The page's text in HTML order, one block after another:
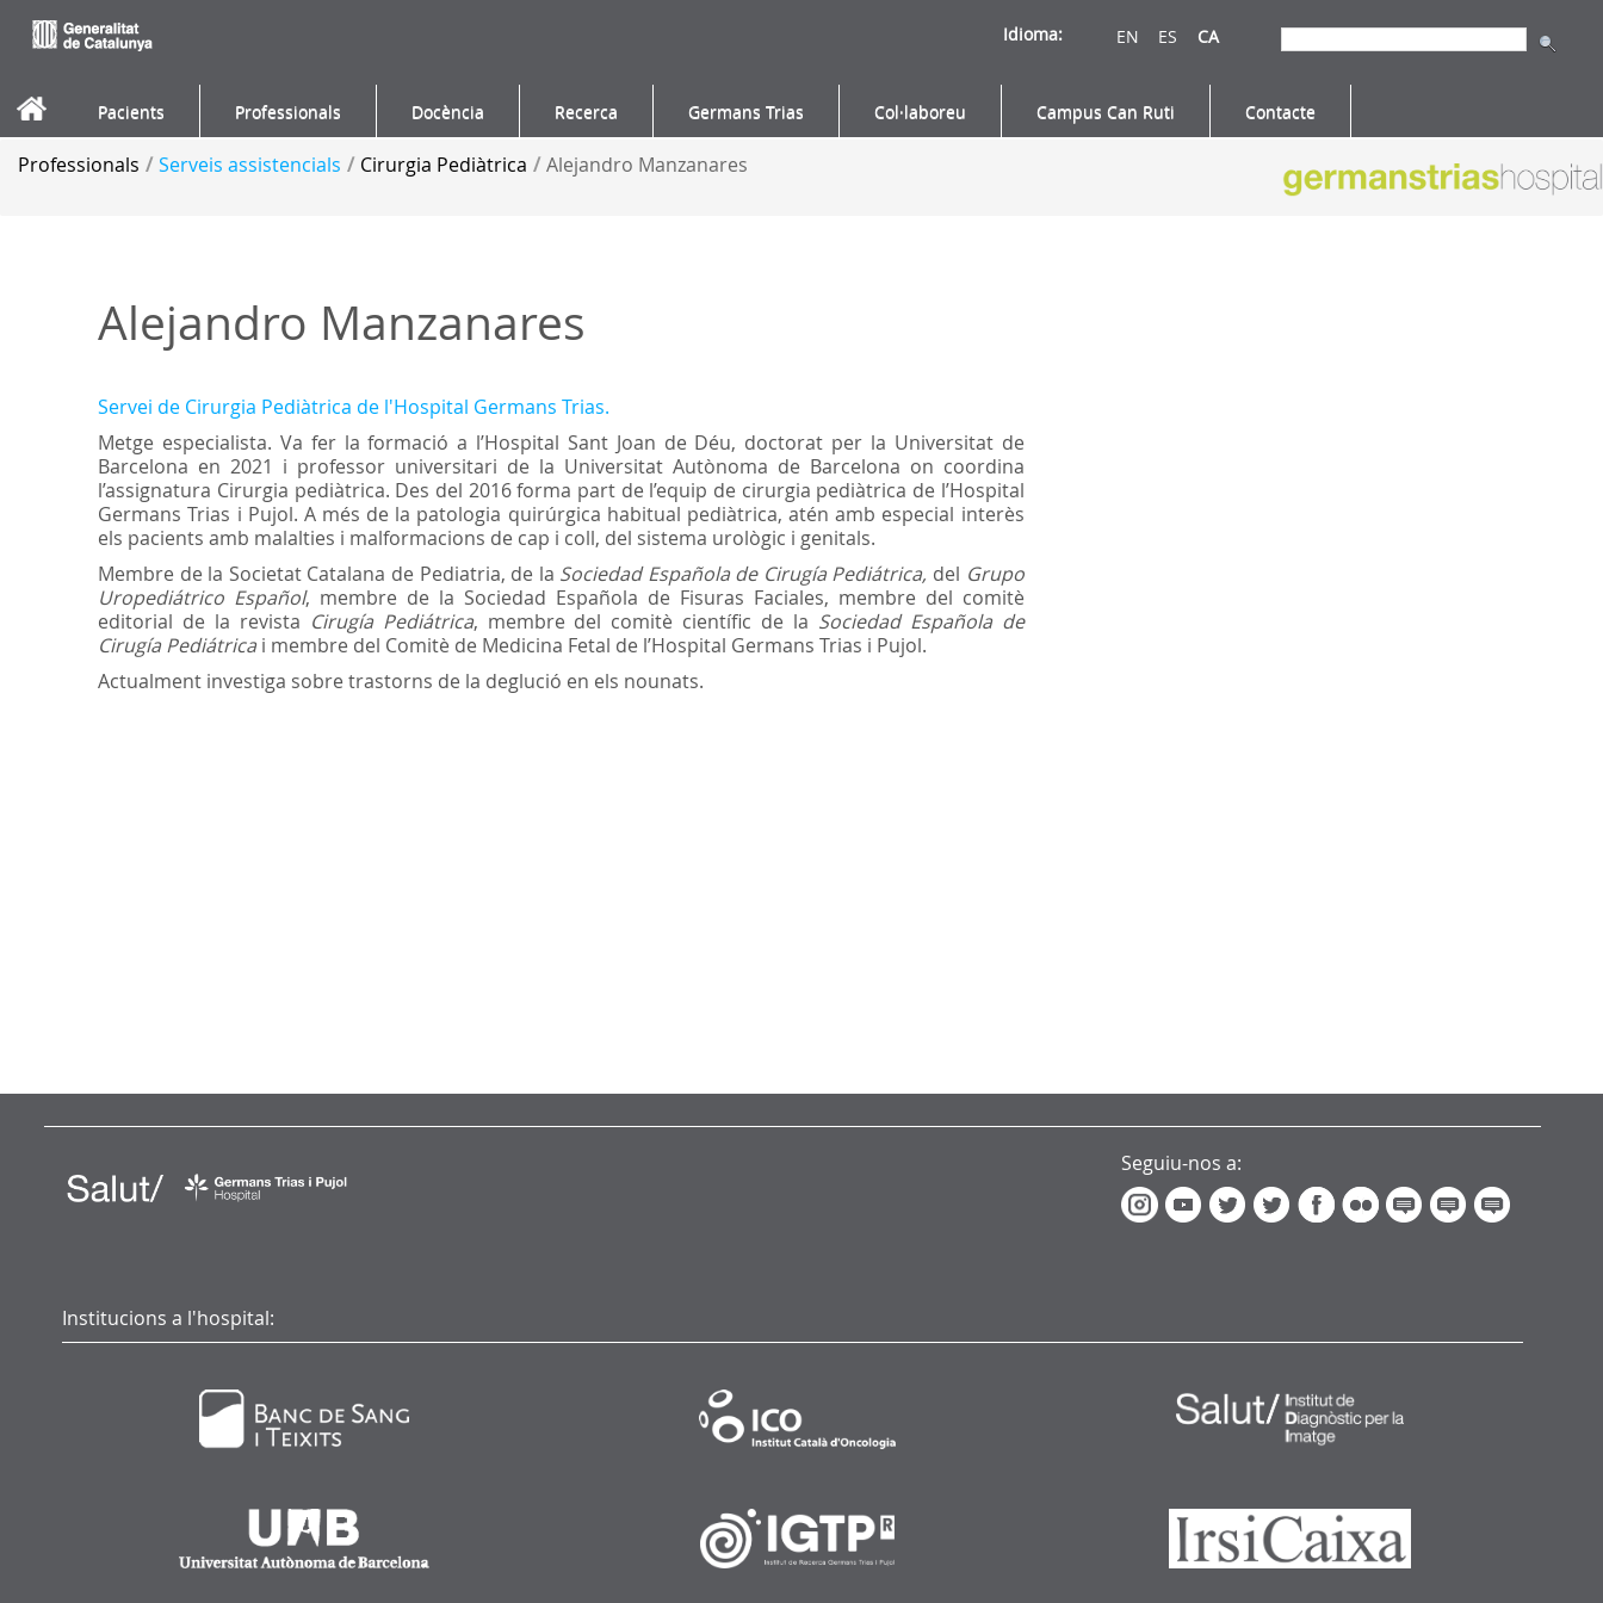
EN ES CA
Idioma:
Pacients Professionals Docència Recerca Germans Trias Col·laboreu Campus Can Ruti Contacte
Professionals / Serveis assistencials / Cirurgia Pediàtrica / Alejandro Manzanares
Alejandro Manzanares
Servei de Cirurgia Pediàtrica de l'Hospital Germans Trias.
Metge especialista. Va fer la formació a l’Hospital Sant Joan de Déu, doctorat per la Universitat de
Barcelona en 2021 i professor universitari de la Universitat Autònoma de Barcelona on coordina
l’assignatura Cirurgia pediàtrica. Des del 2016 forma part de l’equip de cirurgia pediàtrica de l’Hospital
Germans Trias i Pujol. A més de la patologia quirúrgica habitual pediàtrica, atén amb especial interès
els pacients amb malalties i malformacions de cap i coll, del sistema urològic i genitals.
Membre de la Societat Catalana de Pediatria, de la Sociedad Española de Cirugía Pediátrica, del Grupo
Uropediátrico Español, membre de la Sociedad Española de Fisuras Faciales, membre del comitè
editorial de la revista Cirugía Pediátrica, membre del comitè científic de la Sociedad Española de
Cirugía Pediátricai membre del Comitè de Medicina Fetal de l’Hospital Germans Trias i Pujol.
Actualment investiga sobre trastorns de la deglució en els nounats.
Seguiu-nos a:
Institucions a l'hospital: